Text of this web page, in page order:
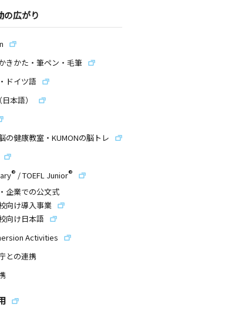
の広がり
きかた・筆ペン・毛筆
ドイツ語
本語）
の健康教室・KUMONの脳トレ
® /TOEFL Junior®
企業での公文式
向け導入事業
向け日本語
Activities
との連携